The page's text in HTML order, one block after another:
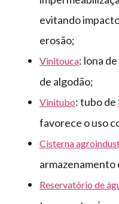
evitando
erosão;
Vinitouca: lona
de algodão;
Vinitubo: tubo de
favorece o uso
Cisterna
armazenamento
Reservatório de